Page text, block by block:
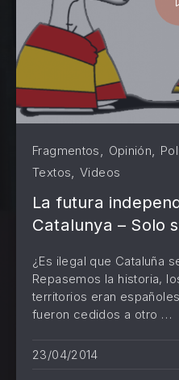
Fragmentos, Opinión,
Textos,Videos
La futura
Catalunya – Solo
¿Es ilegal que Cataluña
Repasemos la historia,
territorios eran
fueron cedidos a otro …
23/04/2014
PREVIOUS